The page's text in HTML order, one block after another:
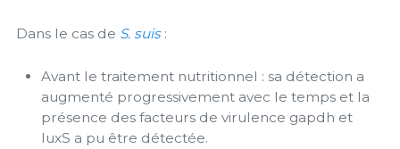
Dans le cas de S. suis:
Avant le traitement nutritionnel : sa détection a
augmenté progressivement avec le temps et la
présence des facteurs de virulence gapdh et
luxS a pu être détectée.